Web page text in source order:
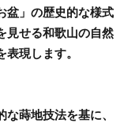
盆」の歴史的な様式
見せる和歌山の自然
現します。
な蒔地技法を基に、